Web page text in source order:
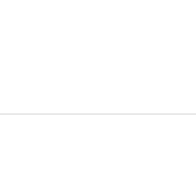
시대’
다이아몬드 반지
잉 재고가 낳은 이터니티
지속 가능성을 꿈꾸며